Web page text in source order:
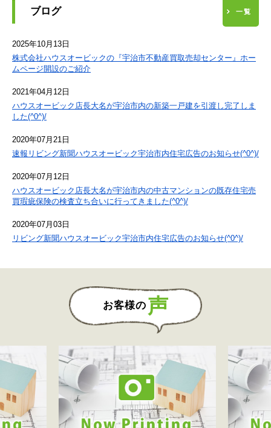
ブログ 一覧
2025年10月13日
株式会社ハウスオービックの『宇治市不動産買取売却センター』ホー
ムページ開設のご紹介
2021年04月12日
ハウスオービック店長大名が宇治市内の新築一戸建を引渡し完了しま
した(^0^)/
2020年07月21日
速報リビング新聞ハウスオービック宇治市内住宅広告のお知らせ(^0^)/
2020年07月12日
ハウスオービック店長大名が宇治市内の中古マンションの既存住宅売
買瑕疵保険の検査立ち合いに行ってきました(^0^)/
2020年07月03日
リビング新聞ハウスオービック宇治市内住宅広告のお知らせ(^0^)/
お客様の 声